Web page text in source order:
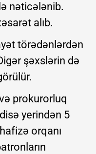
nəticələnib.
alıb.
törədənlərdən
şəxslərin də
prokurorluq
yerindən 5
orqanı